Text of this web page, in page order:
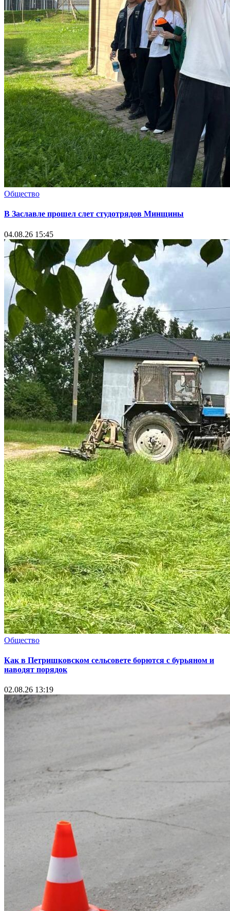
Общество
В Заславле прошел слет студотрядов Минщины
04.08.26 15:45
Общество
Как в Петришковском сельсовете борются с бурьяном и
наводят порядок
02.08.26 13:19